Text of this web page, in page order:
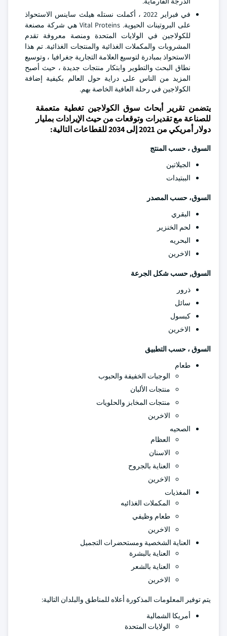
في فبراير 2022 ، أكملت نستله هيلث ساينس الاستحواذ
على البروتينات الحيوية. Vital Proteins هي شركة مصنعة
للكولاجين في الولايات المتحدة ومنصة معروفة تقدم
المشروبات والمكملات الغذائية والمنتجات الغذائية. تم هذا
الاستحواذ بمبادرة لتوسيع العلامة التجارية جغرافيا ، وتوسيع
نطاق البحث والتطوير وابتكار منتجات جديدة ، حيث أصبح
المزيد من الناس على دراية حول العالم بكيفية إضافة
الكولاجين في رحلة العافية الخاصة بهم.
يتضمن تقرير أبحاث سوق الكولاجين تغطية متعمقة
للصناعة مع تقديرات وتوقعات من حيث الإيرادات بمليار
دولار أمريكي من 2021 إلى 2034 للقطاعات التالية:
السوق ، حسب المنتج
الجيلاتين
الببتيدات
السوق، حسب المصدر
البقري
لحم الخنزير
البحريه
الاخرين
السوق, حسب شكل الجرعة
ذرور
سائل
كبسول
الاخرين
السوق ، حسب التطبيق
طعام
الوجبات الخفيفة والحبوب
منتجات الألبان
منتجات المخابز والحلويات
الاخرين
الصحيه
العظام
الاسنان
العناية بالجروح
الاخرين
المغذيات
المكملات الغذائيه
طعام وظيفي
الاخرين
العناية الشخصية ومستحضرات التجميل
العناية بالبشرة
العناية بالشعر
الاخرين
يتم توفير المعلومات المذكورة أعلاه للمناطق والبلدان التالية:
أمريكا الشمالية
الولايات المتحدة